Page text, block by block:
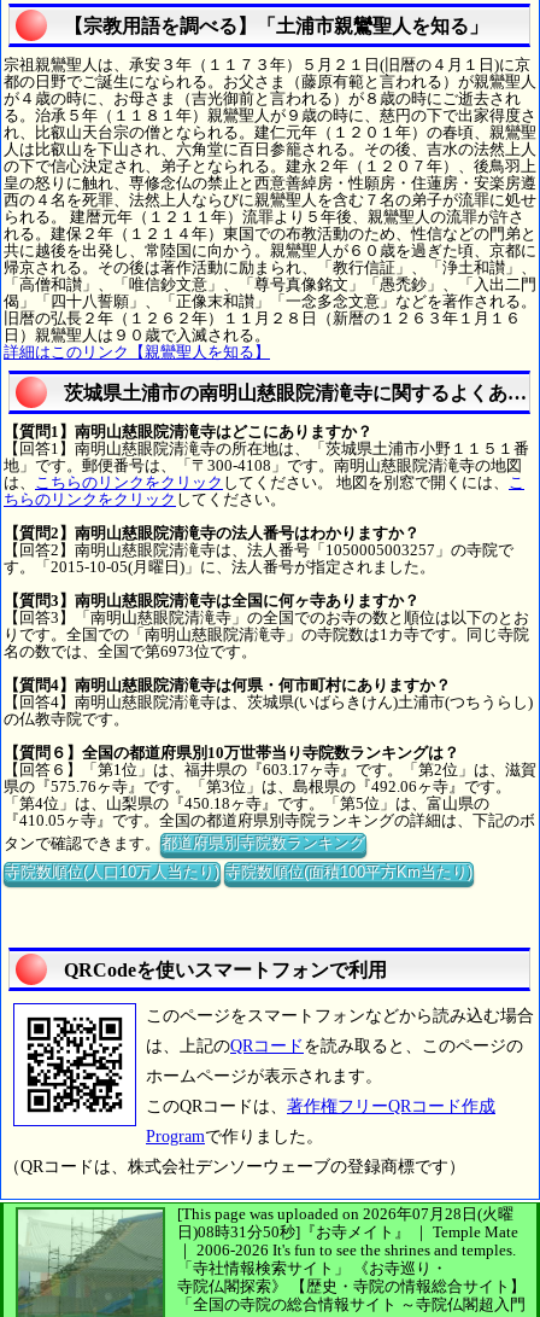
【宗教用語を調べる】「土浦市親鸞聖人を知る」
宗祖親鸞聖人は、承安３年（１１７３年）５月２１日(旧暦の４月１日)に京
都の日野でご誕生になられる。お父さま（藤原有範と言われる）が親鸞聖人
が４歳の時に、お母さま（吉光御前と言われる）が８歳の時にご逝去され
る。治承５年（１１８１年）親鸞聖人が９歳の時に、慈円の下で出家得度さ
れ、比叡山天台宗の僧となられる。建仁元年（１２０１年）の春頃、親鸞聖
人は比叡山を下山され、六角堂に百日参籠される。その後、吉水の法然上人
の下で信心決定され、弟子となられる。建永２年（１２０７年）、後鳥羽上
皇の怒りに触れ、専修念仏の禁止と西意善綽房・性願房・住蓮房・安楽房遵
西の４名を死罪、法然上人ならびに親鸞聖人を含む７名の弟子が流罪に処せ
られる。 建暦元年（１２１１年）流罪より５年後、親鸞聖人の流罪が許さ
れる。建保２年（１２１４年）東国での布教活動のため、性信などの門弟と
共に越後を出発し、常陸国に向かう。親鸞聖人が６０歳を過ぎた頃、京都に
帰京される。その後は著作活動に励まられ、「教行信証」、「浄土和讃」、
「高僧和讃」、「唯信鈔文意」、「尊号真像銘文」「愚禿鈔」、「入出二門
偈」「四十八誓願」、「正像末和讃」「一念多念文意」などを著作される。
旧暦の弘長２年（１２６２年）１１月２８日（新暦の１２６３年１月１６
日）親鸞聖人は９０歳で入滅される。
詳細はこのリンク【親鸞聖人を知る】
茨城県土浦市の南明山慈眼院清滝寺に関するよくある
【質問1】南明山慈眼院清滝寺はどこにありますか？
【回答1】南明山慈眼院清滝寺の所在地は、「茨城県土浦市小野１１５１番
地」です。郵便番号は、「〒300-4108」です。南明山慈眼院清滝寺の地図
は、 こちらのリンクをクリック してください。 地図を別窓で開くには、 こ
ちらのリンクをクリック してください。
【質問2】南明山慈眼院清滝寺の法人番号はわかりますか？
【回答2】南明山慈眼院清滝寺は、法人番号「1050005003257」の寺院で
す。「2015-10-05(月曜日)」に、法人番号が指定されました。
【質問3】南明山慈眼院清滝寺は全国に何ヶ寺ありますか？
【回答3】「南明山慈眼院清滝寺」の全国でのお寺の数と順位は以下のとお
りです。全国での「南明山慈眼院清滝寺」の寺院数は1カ寺です。同じ寺院
名の数では、全国で第6973位です。
【質問4】南明山慈眼院清滝寺は何県・何市町村にありますか？
【回答4】南明山慈眼院清滝寺は、茨城県(いばらきけん)土浦市(つちうらし)
の仏教寺院です。
【質問６】全国の都道府県別10万世帯当り寺院数ランキングは？
【回答６】「第1位」は、福井県の『603.17ヶ寺』です。「第2位」は、滋賀
県の『575.76ヶ寺』です。「第3位」は、島根県の『492.06ヶ寺』です。
「第4位」は、山梨県の『450.18ヶ寺』です。「第5位」は、富山県の
『410.05ヶ寺』です。全国の都道府県別寺院ランキングの詳細は、下記のボ
タンで確認できます。都道府県別寺院数ランキング
寺院数順位(人口10万人当たり) 寺院数順位(面積100平方Km当たり)
QRCodeを使いスマートフォンで利用
このページをスマートフォンなどから読み込む場合
は、上記のQRコード を読み取ると、このページの
ホームページが表示されます。
このQRコードは、 著作権フリーQRコード作成
Programで作りました。
（QRコードは、株式会社デンソーウェーブの登録商標です）
[This page was uploaded on 2026年07月28日(火曜
日)08時31分50秒] 『お寺メイト』 ｜ Temple Mate
｜ 2006-2026 It's fun to see the shrines and temples.
「寺社情報検索サイト」
《お寺巡り・
寺院仏閣探索》
【歴史・寺院の情報総合サイト】
「全国の寺院の総合情報サイト ～寺院仏閣超入門